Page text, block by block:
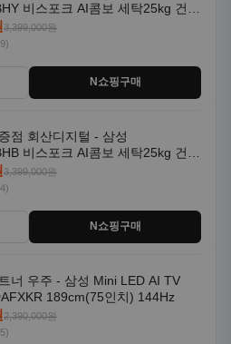
비스포크 AI콤보 세탁25kg 건조
일체형 1등급
3,399,000원
N쇼핑구매
점 회산디지털 - 삼성
비스포크 AI콤보 세탁25kg 건조
일체형 1등급
3,399,000원
N쇼핑구매
너 우주 - 삼성 Mini LED AI TV
189cm(75인치) 144Hz
2,390,000원